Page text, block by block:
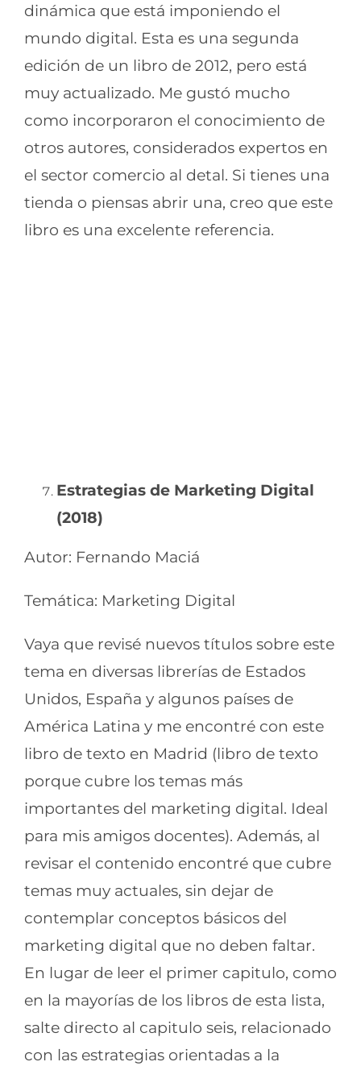
dinámica que está imponiendo el
mundo digital. Esta es una segunda
edición de un libro de 2012, pero está
muy actualizado. Me gustó mucho
como incorporaron el conocimiento de
otros autores, considerados expertos en
el sector comercio al detal. Si tienes una
tienda o piensas abrir una, creo que este
libro es una excelente referencia.
Estrategias de Marketing Digital
(2018)
Autor: Fernando Maciá
Temática: Marketing Digital
Vaya que revisé nuevos títulos sobre este
tema en diversas librerías de Estados
Unidos, España y algunos países de
América Latina y me encontré con este
libro de texto en Madrid (libro de texto
porque cubre los temas más
importantes del marketing digital. Ideal
para mis amigos docentes). Además, al
revisar el contenido encontré que cubre
temas muy actuales, sin dejar de
contemplar conceptos básicos del
marketing digital que no deben faltar.
En lugar de leer el primer capitulo, como
en la mayorías de los libros de esta lista,
salte directo al capitulo seis, relacionado
con las estrategias orientadas a la